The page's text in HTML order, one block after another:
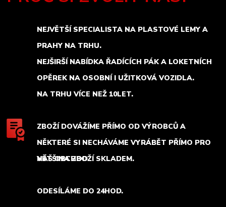
NEJVĚTŠÍ SPECIALISTA NA PLASTOVÉ LEMY A
PRAHY NA TRHU.
NEJŠIRŠÍ NABÍDKA ŘADÍCÍCH PÁK A LOKETNÍCH
OPĚREK NA OSOBNÍ I UŽITKOVÁ VOZIDLA.
NA TRHU VÍCE NEŽ 10LET.
ZBOŽÍ DOVÁŽÍME PŘÍMO OD VÝROBCŮ A
NĚKTERÉ SI NECHÁVÁME VYRÁBĚT PŘÍMO PRO
NÁŠ OBCHOD.
VĚTŠINA ZBOŽÍ SKLADEM.
ODESÍLÁME DO 24HOD.